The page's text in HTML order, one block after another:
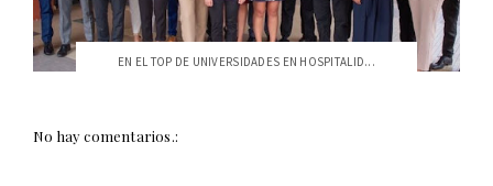
EN EL TOP DE UNIVERSIDADES EN HOSPITALID...
No hay comentarios.: